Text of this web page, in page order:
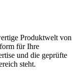
Produktwelt von
für Ihre
und die geprüfte
steht.